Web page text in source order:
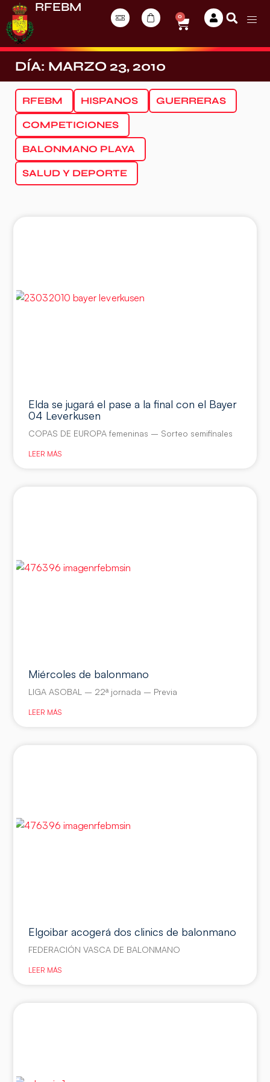
RFEBM
0
DÍA: MARZO 23, 2010
RFEBM HISPANOS GUERRERAS
COMPETICIONES
BALONMANO PLAYA
SALUD Y DEPORTE
Elda se jugará el pase a la final con el Bayer
04 Leverkusen
COPAS DE EUROPA femeninas – Sorteo semifinales
LEER MÁS
Miércoles de balonmano
LIGA ASOBAL – 22ª jornada – Previa
LEER MÁS
Elgoibar acogerá dos clinics de balonmano
FEDERACIÓN VASCA DE BALONMANO
LEER MÁS